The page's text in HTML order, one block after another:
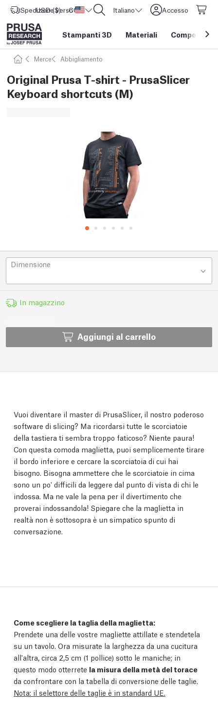
Spedizione verso Stati Uniti d'America
USD ($) CORE One L: Ora disponibile! Italiano Accesso
Stampanti 3D Materiali Componenti
Merce Abbigliamento
Original Prusa T-shirt - PrusaSlicer
Keyboard shortcuts (M)
Dimensione
In magazzino
Aggiungi al carrello
Vuoi diventare il master di PrusaSlicer, il nostro poderoso
software di slicing? Ma ricordarsi tutte le scorciatoie
della tastiera ti sembra troppo faticoso? Niente paura!
Con questa comoda maglietta, puoi semplicemente tirare
il bordo inferiore e cercare la scorciatoia di cui hai
bisogno. Bisogna ammettere che le scorciatoie in cima
sono un po' difficili da leggere dal punto di vista di chi le
indossa. Ma ne vale la pena per il divertimento che
proverai indossandola! Spiegare che la maglietta in
realtà non è sottosopra è un simpatico spunto di
conversazione.
Come scegliere la taglia della maglietta:
Prendete una delle vostre magliette attillate e stendetela
su un tavolo. Ora misurate la larghezza da una cucitura
all'altra, circa 2,5 cm (1 pollice) sotto le maniche; in
questo modo otterrete la misura della metà del torace
da confrontare con la tabella di conversione delle taglie.
Nota: il selettore delle taglie è in standard UE.